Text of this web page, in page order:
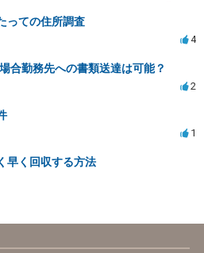
っての住所調査
4
合勤務先への書類送達は可能？
2
1
早く回収する方法